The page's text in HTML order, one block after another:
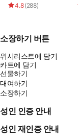
4.8(288)
소장하기 버튼
위시리스트에 담기
카트에 담기
선물하기
대여하기
소장하기
성인 인증 안내
성인 재인증 안내